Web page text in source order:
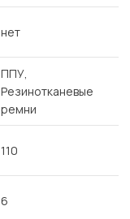
нет
ППУ,
Резинотканевые
ремни
110
6